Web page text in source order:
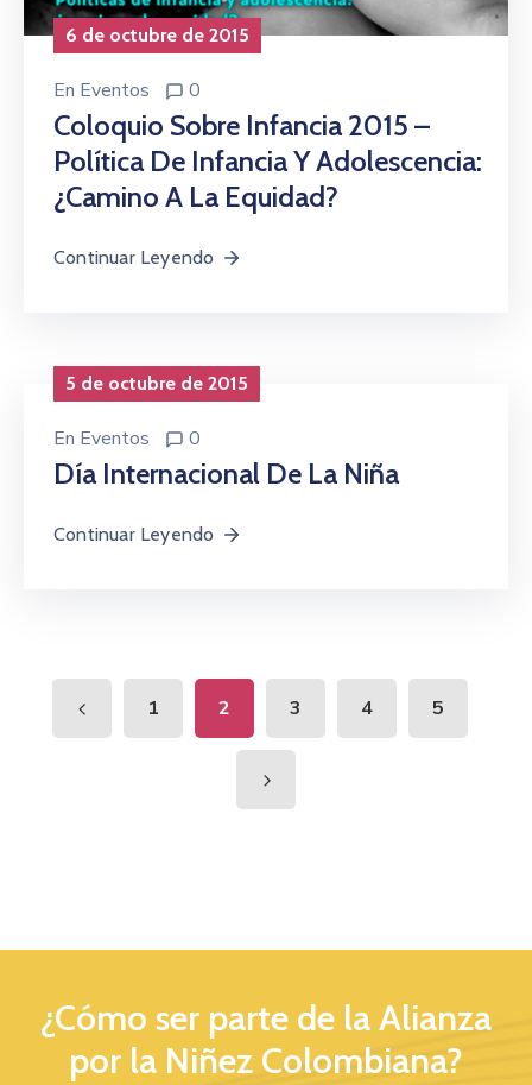
6 de octubre de 2015
En Eventos 0
Coloquio Sobre Infancia 2015 –
Política De Infancia Y Adolescencia:
¿camino A La Equidad?
Continuar Leyendo
5 de octubre de 2015
En Eventos 0
Día Internacional De La Niña
Continuar Leyendo
1 2 3 4 5
¿Cómo ser parte de la Alianza
por la Niñez Colombiana?